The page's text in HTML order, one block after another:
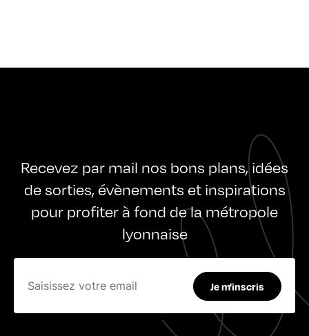
Recevez par mail nos bons plans, idées
de sorties, évènements et inspirations
pour profiter à fond de la métropole
lyonnaise
Je m'inscris